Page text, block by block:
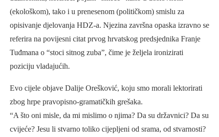
(ekološkom), tako i u prenesenom (političkom) smislu za
opisivanje djelovanja HDZ-a. Njezina završna opaska izravno se
referira na povijesni citat prvog hrvatskog predsjednika Franje
Tuđmana o “stoci sitnog zuba”, čime je željela ironizirati
poziciju vladajućih.
Evo cijele objave Dalije Orešković, koju smo morali lektorirati
zbog hrpe pravopisno-gramatičkih grešaka.
“A što oni misle, da mi mislimo o njima? Da su državnici? Da su
cvijeće? Jesu li stvarno toliko cijepljeni od srama, od stvarnosti?